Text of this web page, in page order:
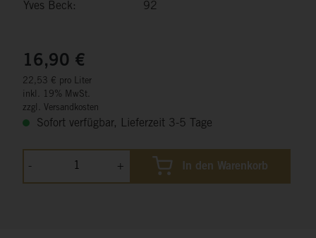
Yves Beck: 92
16,90 €
22,53 € pro Liter
inkl. 19% MwSt.
zzgl. Versandkosten
Sofort verfügbar, Lieferzeit 3-5 Tage
- + In den Warenkorb